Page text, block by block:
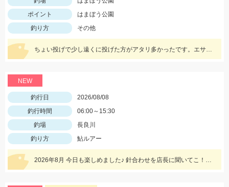
ポイント
はまぼう公園
釣り方
その他
ちょい投げで少し遠くに投げた方がアタリ多かったです。エサは初心者の方は『ゴールド』が針に刺しやすくオススメ♪ハゼはまだ小振りサイズなので、針は６号。ハゼ釣りのシーズンはこれからですよ～♪
NEW
釣行日
2026/08/08
釣行時間
06:00～15:30
釣場
長良川
釣り方
鮎ルアー
2026年8月 今日も楽しめました♪ 針合わせを店長に聞いてこ！伝授お願いします！